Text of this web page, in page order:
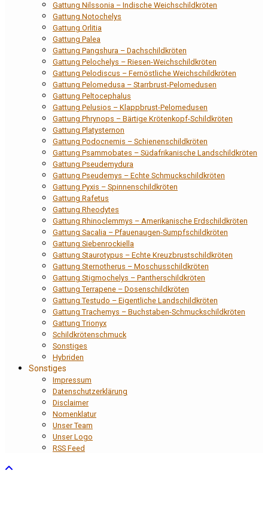
Gattung Nilssonia – Indische Weichschildkröten
Gattung Notochelys
Gattung Orlitia
Gattung Palea
Gattung Pangshura – Dachschildkröten
Gattung Pelochelys – Riesen-Weichschildkröten
Gattung Pelodiscus – Fernöstliche Weichschildkröten
Gattung Pelomedusa – Starrbrust-Pelomedusen
Gattung Peltocephalus
Gattung Pelusios – Klappbrust-Pelomedusen
Gattung Phrynops – Bärtige Krötenkopf-Schildkröten
Gattung Platysternon
Gattung Podocnemis – Schienenschildkröten
Gattung Psammobates – Südafrikanische Landschildkröten
Gattung Pseudemydura
Gattung Pseudemys – Echte Schmuckschildkröten
Gattung Pyxis – Spinnenschildkröten
Gattung Rafetus
Gattung Rheodytes
Gattung Rhinoclemmys – Amerikanische Erdschildkröten
Gattung Sacalia – Pfauenaugen-Sumpfschildkröten
Gattung Siebenrockiella
Gattung Staurotypus – Echte Kreuzbrustschildkröten
Gattung Sternotherus – Moschusschildkröten
Gattung Stigmochelys – Pantherschildkröten
Gattung Terrapene – Dosenschildkröten
Gattung Testudo – Eigentliche Landschildkröten
Gattung Trachemys – Buchstaben-Schmuckschildkröten
Gattung Trionyx
Schildkrötenschmuck
Sonstiges
Hybriden
Sonstiges
Impressum
Datenschutzerklärung
Disclaimer
Nomenklatur
Unser Team
Unser Logo
RSS Feed